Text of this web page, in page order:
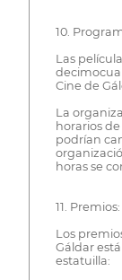
10.
Las
Cine de
La
horarios
podrían
horas se
11. Premios:
Los
Gáldar
estatuilla: